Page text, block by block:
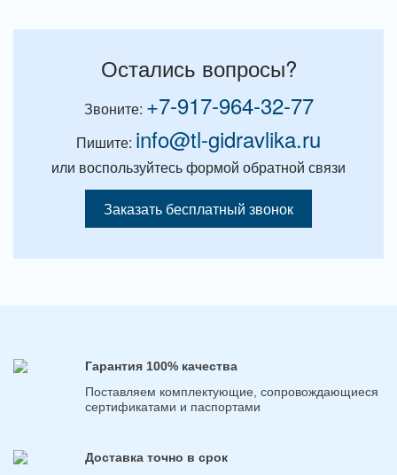
Остались вопросы?
Звоните: +7-917-964-32-77
Пишите: info@tl-gidravlika.ru
или воспользуйтесь формой обратной связи
Заказать бесплатный звонок
Гарантия 100% качества
Поставляем комплектующие, сопровождающиеся
сертификатами и паспортами
Доставка точно в срок